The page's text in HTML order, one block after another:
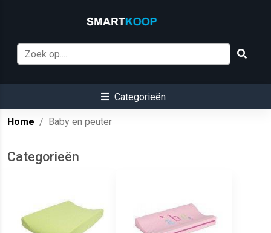
Categorieën
Home Baby en peuter
Categorieën